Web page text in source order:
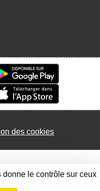
des cookies
le contrôle sur ceux